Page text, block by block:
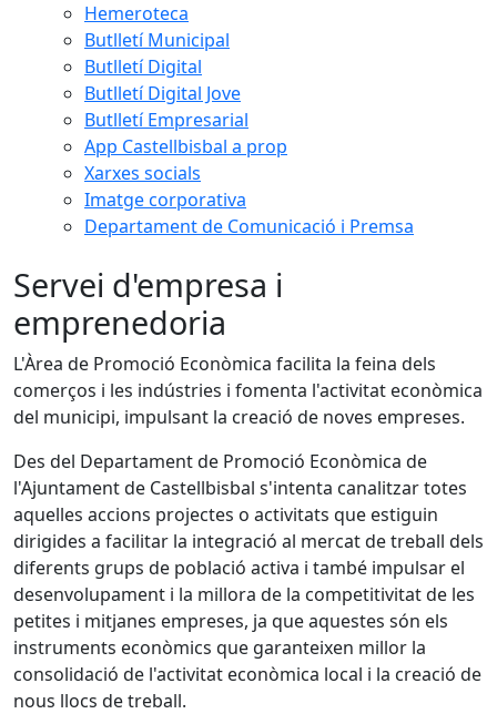
Hemeroteca
Butlletí Municipal
Butlletí Digital
Butlletí Digital Jove
Butlletí Empresarial
App Castellbisbal a prop
Xarxes socials
Imatge corporativa
Departament de Comunicació i Premsa
Servei d'empresa i
emprenedoria
L'Àrea de Promoció Econòmica facilita la feina dels
comerços i les indústries i fomenta l'activitat econòmica
del municipi, impulsant la creació de noves empreses.
Des del Departament de Promoció Econòmica de
l'Ajuntament de Castellbisbal s'intenta canalitzar totes
aquelles accions projectes o activitats que estiguin
dirigides a facilitar la integració al mercat de treball dels
diferents grups de població activa i també impulsar el
desenvolupament i la millora de la competitivitat de les
petites i mitjanes empreses, ja que aquestes són els
instruments econòmics que garanteixen millor la
consolidació de l'activitat econòmica local i la creació de
nous llocs de treball.